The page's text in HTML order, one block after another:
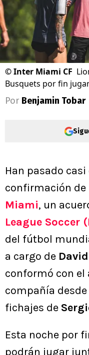
©Inter Miami CF
Busquets por fin
Por Benjamin Tobar
Han pasado
confirmación de
Miami, un
League Soccer
del fútbol
a cargo de
conformó con el
compañía desde
fichajes de
Esta noche por
podrán jugar